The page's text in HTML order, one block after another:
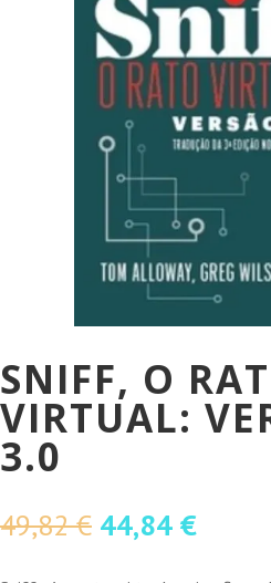
SNIFF, O
VIRTUAL:
3.0
49,82€ O
44,84 €O